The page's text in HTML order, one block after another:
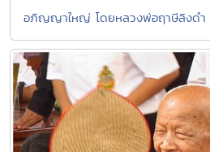
อภิญญาใหญ่ โดยหลวงพ่อฤาษีลิงดำ